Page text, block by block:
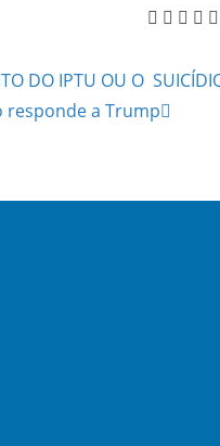
DO IPTU OU O
responde a Trump